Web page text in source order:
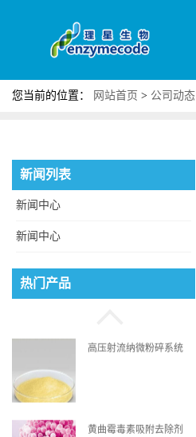
您当前的位置： 网站首页 > 公司动态
新闻列表
新闻中心
新闻中心
热门产品
磷脂酰丝氨酸
高压射流纳微粉碎系统
黄曲霉毒素吸附去除剂